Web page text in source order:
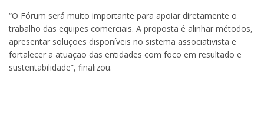
“O Fórum será muito importante para apoiar diretamente o
trabalho das equipes comerciais. A proposta é alinhar métodos,
apresentar soluções disponíveis no sistema associativista e
fortalecer a atuação das entidades com foco em resultado e
sustentabilidade”, finalizou.